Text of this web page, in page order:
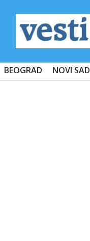
BEOGRAD NOVI SAD